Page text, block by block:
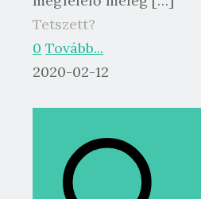
Tetszett?
0 Tovább...
2020-02-12